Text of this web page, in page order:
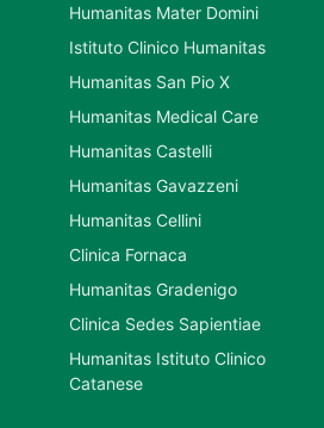
Humanitas Mater Domini
Istituto Clinico Humanitas
Humanitas San Pio X
Humanitas Medical Care
Humanitas Castelli
Humanitas Gavazzeni
Humanitas Cellini
Clinica Fornaca
Humanitas Gradenigo
Clinica Sedes Sapientiae
Humanitas Istituto Clinico
Catanese